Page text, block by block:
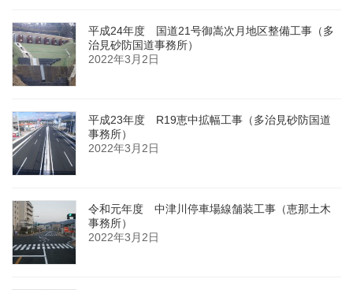
平成24年度 国道21号御嵩次月地区整備工事（多
治見砂防国道事務所）
2022年3月2日
平成23年度 R19恵中拡幅工事（多治見砂防国道
事務所）
2022年3月2日
令和元年度 中津川停車場線舗装工事（恵那土木
事務所）
2022年3月2日